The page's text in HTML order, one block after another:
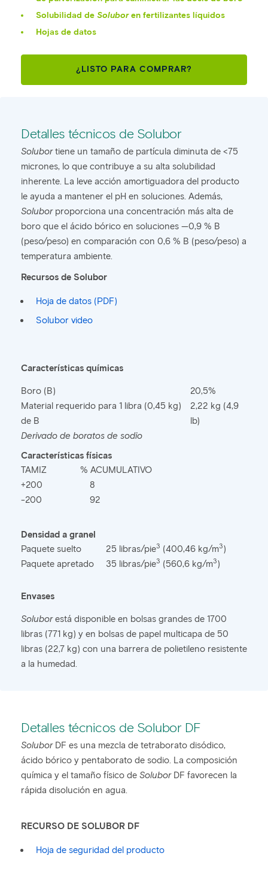
Solubilidad de Soluboren fertilizantes líquidos
Hojas de datos
¿LISTO PARA COMPRAR?
Detalles técnicos de Solubor
Solubortiene un tamaño de partícula diminuta de <75
micrones, lo que contribuye a su alta solubilidad
inherente. La leve acción amortiguadora del producto
le ayuda a mantener el pH en soluciones. Además,
Soluborproporciona una concentración más alta de
boro que el ácido bórico en soluciones —0,9 % B
(peso/peso) en comparación con 0,6 % B (peso/peso) a
temperatura ambiente.
Recursos de Solubor
Hoja de datos (PDF)
Solubor video
Características químicas
Boro (B)
20,5%
Material requerido para 1 libra (0,45 kg)
de B
2,22 kg (4,9
lb)
Derivado de boratos de sodio
Características físicas
TAMIZ
% ACUMULATIVO
+200
8
-200
92
Densidad a granel
Paquete suelto
25 libras/pie3 (400,46 kg/m3)
Paquete apretado
35 libras/pie3 (560,6 kg/m3)
Envases
Soluborestá disponible en bolsas grandes de 1700
libras (771 kg) y en bolsas de papel multicapa de 50
libras (22,7 kg) con una barrera de polietileno resistente
a la humedad.
Detalles técnicos de Solubor DF
SoluborDF es una mezcla de tetraborato disódico,
ácido bórico y pentaborato de sodio. La composición
química y el tamaño físico de SoluborDF favorecen la
rápida disolución en agua.
RECURSO DE SOLUBOR DF
Hoja de seguridad del producto